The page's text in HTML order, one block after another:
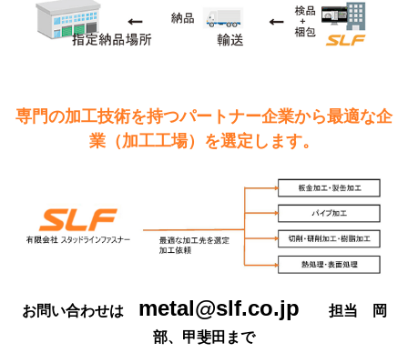
専門の加工技術を持つパートナー企業から最適な企
業（加工工場）を選定します。
お問い合わせは metal@slf.co.jp 担当 岡
部、甲斐田まで